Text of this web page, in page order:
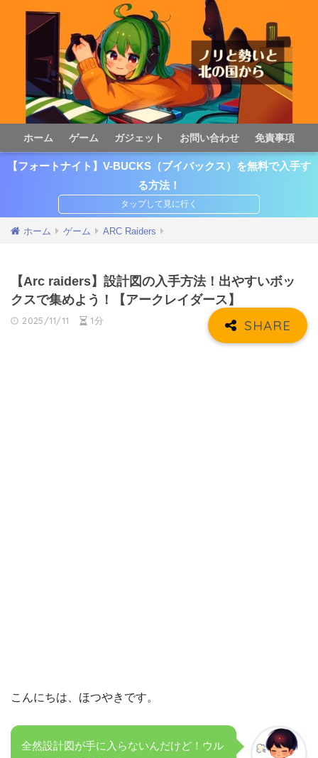
ホーム ゲーム ガジェット お問い合わせ 免責事項
【フォートナイト】V-BUCKS（ブイバックス）を無料で入手す
る方法！
ホーム ゲーム ARC Raiders
【Arc raiders】設計図の入手方法！出やすいボッ
クスで集めよう！【アークレイダース】
2025/11/11 1分
こんにちは、ほつやきです。
全然設計図が手に入らないんだけど！ウル